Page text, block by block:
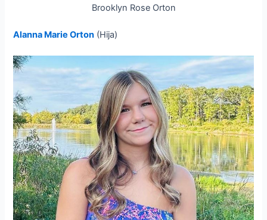
Brooklyn Rose Orton
Alanna Marie Orton (Hija)